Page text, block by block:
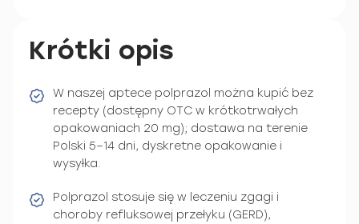
Krótki opis
W naszej aptece polprazol można kupić bez
recepty (dostępny OTC w krótkotrwałych
opakowaniach 20 mg); dostawa na terenie
Polski 5–14 dni, dyskretne opakowanie i
wysyłka.
Polprazol stosuje się w leczeniu zgagi i
choroby refluksowej przełyku (GERD),